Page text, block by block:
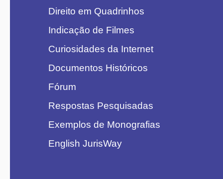
Direito em Quadrinhos
Indicação de Filmes
Curiosidades da Internet
Documentos Históricos
Fórum
Respostas Pesquisadas
Exemplos de Monografias
English JurisWay